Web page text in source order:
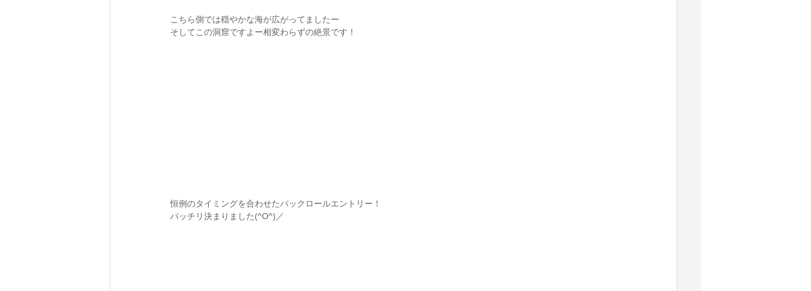
こちら側では穏やかな海が広がってましたー
そしてこの洞窟ですよー相変わらずの絶景です！
恒例のタイミングを合わせたバックロールエントリー！
バッチリ決まりました(^O^)／